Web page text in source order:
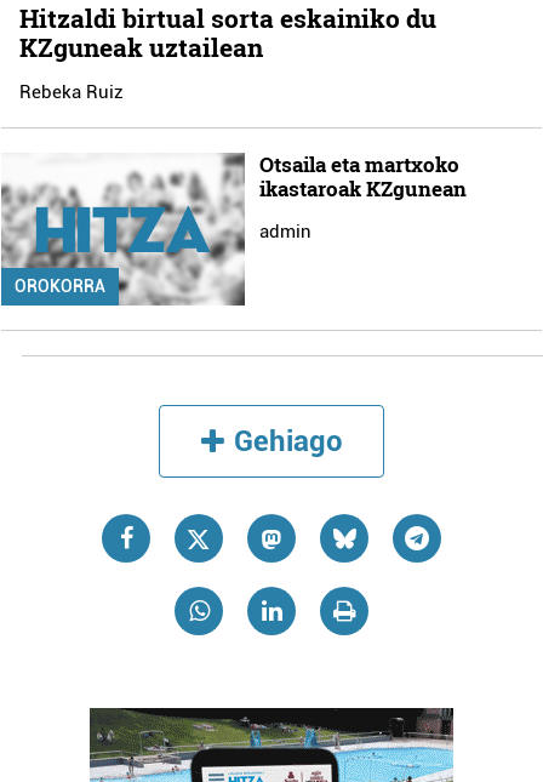
Hitzaldi birtual sorta eskainiko du
KZguneak uztailean
Rebeka Ruiz
OROKORRA
Otsaila eta martxoko
ikastaroak KZgunean
admin
Gehiago